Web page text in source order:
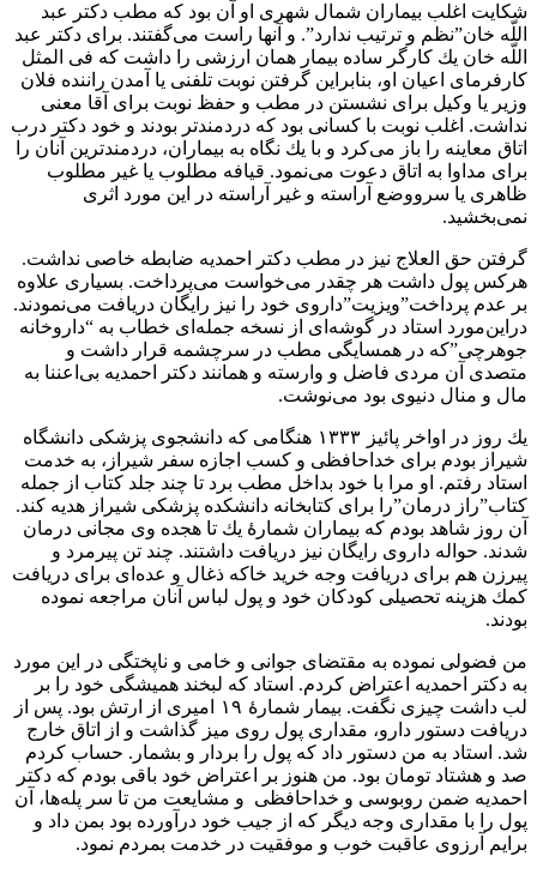
شكايت اغلب بيماران شمال شهرى او آن بود كه مطب دكتر عبد
اللّه خان”نظم و ترتيب ندارد”. و آنها راست مى‌گفتند. براى دكتر عبد
اللّه خان يك كارگر ساده بيمار همان ارزشى را داشت كه فى المثل
كارفرماى اعيان او، بنابراين گرفتن نوبت تلفنى يا آمدن راننده فلان
وزير يا وكيل براى نشستن در مطب و حفظ نوبت براى آقا معنى
نداشت. اغلب نوبت با كسانى بود كه دردمندتر بودند و خود دكتر درب
اتاق معاينه را باز مى‌كرد و با يك نگاه به بيماران، دردمندترين آنان را
براى مداوا به اتاق دعوت مى‌نمود. قيافه مطلوب يا غير مطلوب
ظاهرى يا سرووضع آراسته و غير آراسته در اين مورد اثرى
نمى‌بخشيد.
گرفتن حق العلاج نيز در مطب دكتر احمديه ضابطه خاصى نداشت.
هركس پول داشت هر چقدر مى‌خواست مى‌پرداخت. بسيارى علاوه
بر عدم پرداخت”ويزيت”داروى خود را نيز رايگان دريافت مى‌نمودند.
دراين‌مورد استاد در گوشه‌اى از نسخه جمله‌اى خطاب به “داروخانه
جوهرچى”كه در همسايگى مطب در سرچشمه قرار داشت و
متصدى آن مردى فاضل و وارسته و همانند دكتر احمديه بى‌اعننا به
مال و منال دنيوى بود مى‌نوشت.
يك روز در اواخر پائيز ١٣٣٣ هنگامى كه دانشجوى پزشكى دانشگاه
شيراز بودم براى خداحافظى و كسب اجازه سفر شيراز، به خدمت
استاد رفتم. او مرا با خود بداخل مطب برد تا چند جلد كتاب از جمله
كتاب”راز درمان”را براى كتابخانه دانشكده پزشكى شيراز هديه كند.
آن روز شاهد بودم كه بيماران شمارۀ يك تا هجده وى مجانى درمان
شدند. حواله داروى رايگان نيز دريافت داشتند. چند تن پيرمرد و
پيرزن هم براى دريافت وجه خريد خاكه ذغال و عده‌اى براى دريافت
كمك هزينه تحصيلى كودكان خود و پول لباس آنان مراجعه نموده
بودند.
من فضولى نموده به مقتضاى جوانى و خامى و ناپختگى در اين مورد
به دكتر احمديه اعتراض كردم. استاد كه لبخند هميشگى خود را بر
لب داشت چيزى نگفت. بيمار شمارۀ ١٩ اميرى از ارتش بود. پس از
دريافت دستور دارو، مقدارى پول روى ميز گذاشت و از اتاق خارج
شد. استاد به من دستور داد كه پول را بردار و بشمار. حساب كردم
صد و هشتاد تومان بود. من هنوز بر اعتراض خود باقى بودم كه دكتر
احمديه ضمن روبوسى و خداحافظى و مشايعت من تا سر پله‌ها، آن
پول را با مقدارى وجه ديگر كه از جيب خود درآورده بود بمن داد و
برايم آرزوى عاقبت خوب و موفقيت در خدمت بمردم نمود.